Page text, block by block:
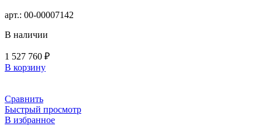
арт.: 00-00007142
В наличии
1 527 760 ₽
В корзину
Сравнить
Быстрый просмотр
В избранное